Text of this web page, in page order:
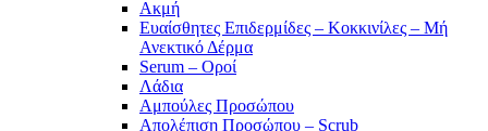
Ακμή
Ευαίσθητες Επιδερμίδες – Κοκκινίλες – Μή
Ανεκτικό Δέρμα
Serum – Οροί
Λάδια
Αμπούλες Προσώπου
Απολέπιση Προσώπου – Scrub